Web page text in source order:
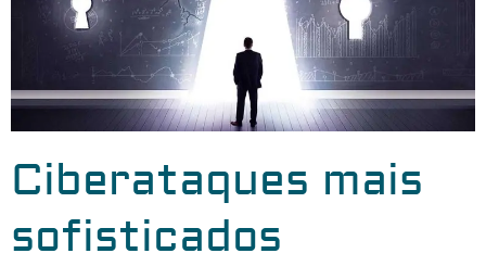
Ciberataques mais
sofisticados